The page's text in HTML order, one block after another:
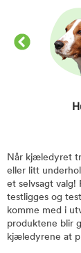
Når kjæledyret
eller litt
et selvsagt valg!
testligges og
komme med i
produktene blir
kjæledyrene at